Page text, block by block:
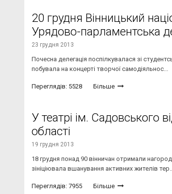
20 грудня Вінницький
Урядово-парламентська
23 грудня 2013
Почесна делегація поспілкувалася зі
побувала на концерті творчої самодіяльнос...
Переглядів: 5528 Більше
У театрі ім. Садовського
області
19 грудня 2013
18 грудня понад 90 вінничан отримали
зініціювала вшанування активних жителів
Переглядів: 7955 Більше